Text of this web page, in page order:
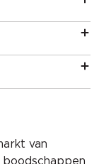
van
boodschappen